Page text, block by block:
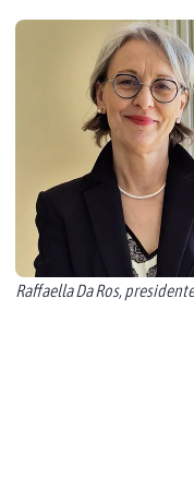
Raffaella Da Ros,